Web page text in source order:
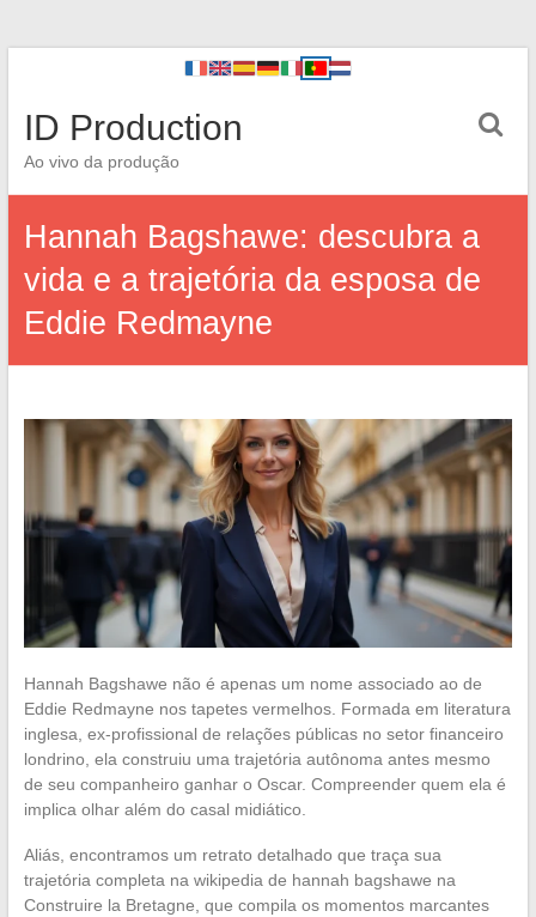
ID Production
Ao vivo da produção
Hannah Bagshawe: descubra a
vida e a trajetória da esposa de
Eddie Redmayne
Hannah Bagshawe não é apenas um nome associado ao de
Eddie Redmayne nos tapetes vermelhos. Formada em literatura
inglesa, ex-profissional de relações públicas no setor financeiro
londrino, ela construiu uma trajetória autônoma antes mesmo
de seu companheiro ganhar o Oscar. Compreender quem ela é
implica olhar além do casal midiático.
Aliás, encontramos um retrato detalhado que traça sua
trajetória completa na wikipedia de hannah bagshawe na
Construire la Bretagne, que compila os momentos marcantes